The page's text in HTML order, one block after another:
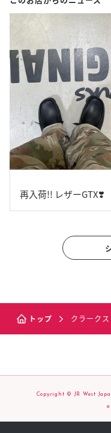
再入荷!! レザーGTX❣️
トップ クラーク
Copyright © JR West